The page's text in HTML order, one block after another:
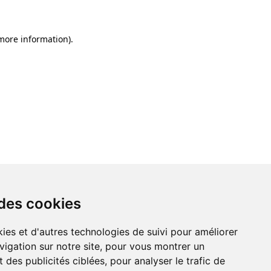
cookies
et d'autres technologies de suivi pour améliorer
sur notre site, pour vous montrer un
des publicités ciblées, pour analyser le trafic de
information).